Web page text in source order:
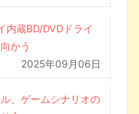
内蔵BD/DVDドライ
かう
2025年09月06日
、ゲームシナリオの